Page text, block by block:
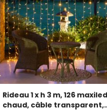
Rideau 1 x h 3 m, 126
chaud, câble transparent,